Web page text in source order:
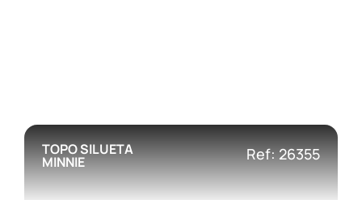
TOPO SILUETA
MINNIE Ref: 26355